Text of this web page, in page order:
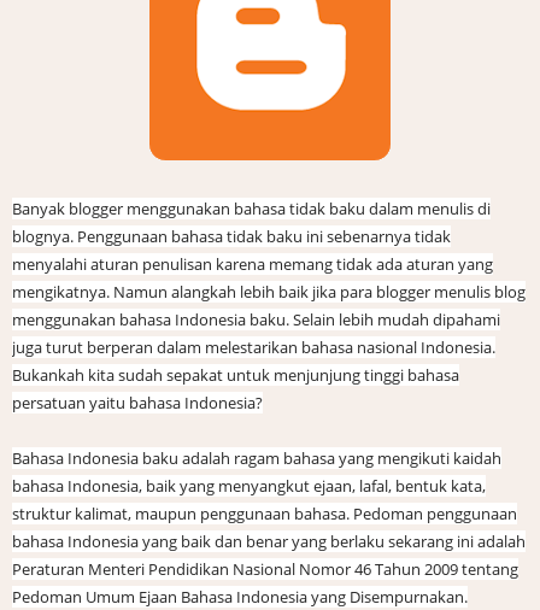
Banyak blogger menggunakan bahasa tidak baku dalam menulis di
blognya. Penggunaan bahasa tidak baku ini sebenarnya tidak
menyalahi aturan penulisan karena memang tidak ada aturan yang
mengikatnya. Namun alangkah lebih baik jika para blogger menulis blog
menggunakan bahasa Indonesia baku. Selain lebih mudah dipahami
juga turut berperan dalam melestarikan bahasa nasional Indonesia.
Bukankah kita sudah sepakat untuk menjunjung tinggi bahasa
persatuan yaitu bahasa Indonesia?
Bahasa Indonesia baku adalah ragam bahasa yang mengikuti kaidah
bahasa Indonesia, baik yang menyangkut ejaan, lafal, bentuk kata,
struktur kalimat, maupun penggunaan bahasa. Pedoman penggunaan
bahasa Indonesia yang baik dan benar yang berlaku sekarang ini adalah
Peraturan Menteri Pendidikan Nasional Nomor 46 Tahun 2009 tentang
Pedoman Umum Ejaan Bahasa Indonesia yang Disempurnakan.